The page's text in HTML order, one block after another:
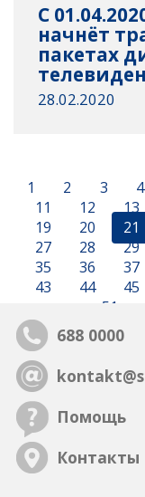
С
начнёт
пакетах
28.02.2020
1 2 3 4
11
12 13
19
20 21
27
28 29
35
36 37
43
44 45
51
688 0000
Помощь
Контакты